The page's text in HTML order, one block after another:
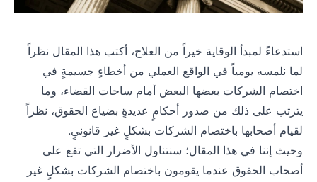
استدعاءً لمبدأ الوقاية خيراً من العلاج، أكتب هذا المقال نظراً
لما نلمسه يومياً في الواقع العملي من أخطاءٍ جسيمةٍ في
اختصام الشركات بعضها البعض أمام ساحات القضاء، وما
يترتب على ذلك من صدور أحكامٍ عديدةٍ بضياع الحقوق، نظراً
لقيام أصحابها باختصام الشركات بشكلٍ غير قانونيٍ.
وحيث إننا في هذا المقال؛ سنتناول الأضرار التي تقع على
أصحاب الحقوق عندما يقومون باختصام الشركات بشكلٍ غير